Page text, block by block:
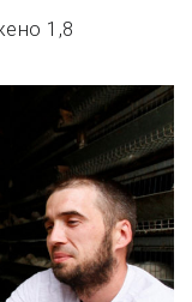
1,8